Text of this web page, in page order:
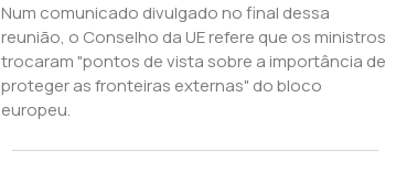
Num comunicado divulgado no final dessa
reunião, o Conselho da UE refere que os ministros
trocaram "pontos de vista sobre a importância de
proteger as fronteiras externas" do bloco
europeu.